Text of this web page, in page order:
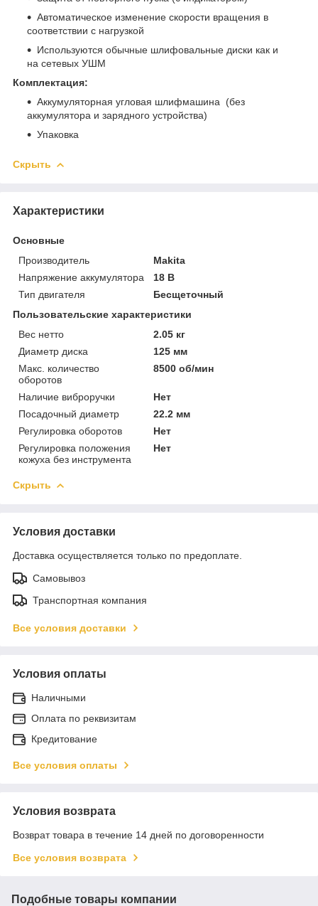
Автоматическое изменение скорости вращения в
соответствии с нагрузкой
Используются обычные шлифовальные диски как и
на сетевых УШМ
Комплектация:
Аккумуляторная угловая шлифмашина (без
аккумулятора и зарядного устройства)
Упаковка
Скрыть
Характеристики
Основные
Производитель
Makita
Напряжение аккумулятора
18 В
Тип двигателя
Бесщеточный
Пользовательские характеристики
Вес нетто
2.05 кг
Диаметр диска
125 мм
Макс. количество
оборотов
8500 об/мин
Наличие виброручки
Нет
Посадочный диаметр
22.2 мм
Регулировка оборотов
Нет
Регулировка положения
кожуха без инструмента
Нет
Скрыть
Условия доставки
Доставка осуществляется только по предоплате.
Самовывоз
Транспортная компания
Все условия доставки
Условия оплаты
Наличными
Оплата по реквизитам
Кредитование
Все условия оплаты
Условия возврата
Возврат товара в течение 14 дней по договоренности
Все условия возврата
Подобные товары компании